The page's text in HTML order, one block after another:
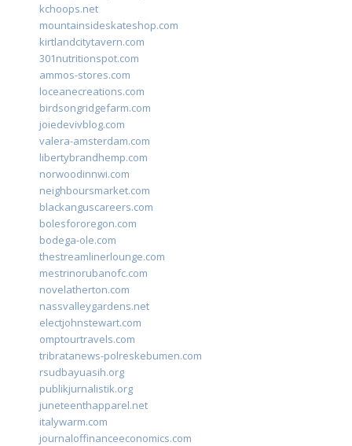
kchoops.net
mountainsideskateshop.com
kirtlandcitytavern.com
301nutritionspot.com
ammos-stores.com
loceanecreations.com
birdsongridgefarm.com
joiedevivblog.com
valera-amsterdam.com
libertybrandhemp.com
norwoodinnwi.com
neighboursmarket.com
blackanguscareers.com
bolesfororegon.com
bodega-ole.com
thestreamlinerlounge.com
mestrinorubanofc.com
novelatherton.com
nassvalleygardens.net
electjohnstewart.com
omptourtravels.com
tribratanews-polreskebumen.com
rsudbayuasih.org
publikjurnalistik.org
juneteenthapparel.net
italywarm.com
journaloffinanceeconomics.com